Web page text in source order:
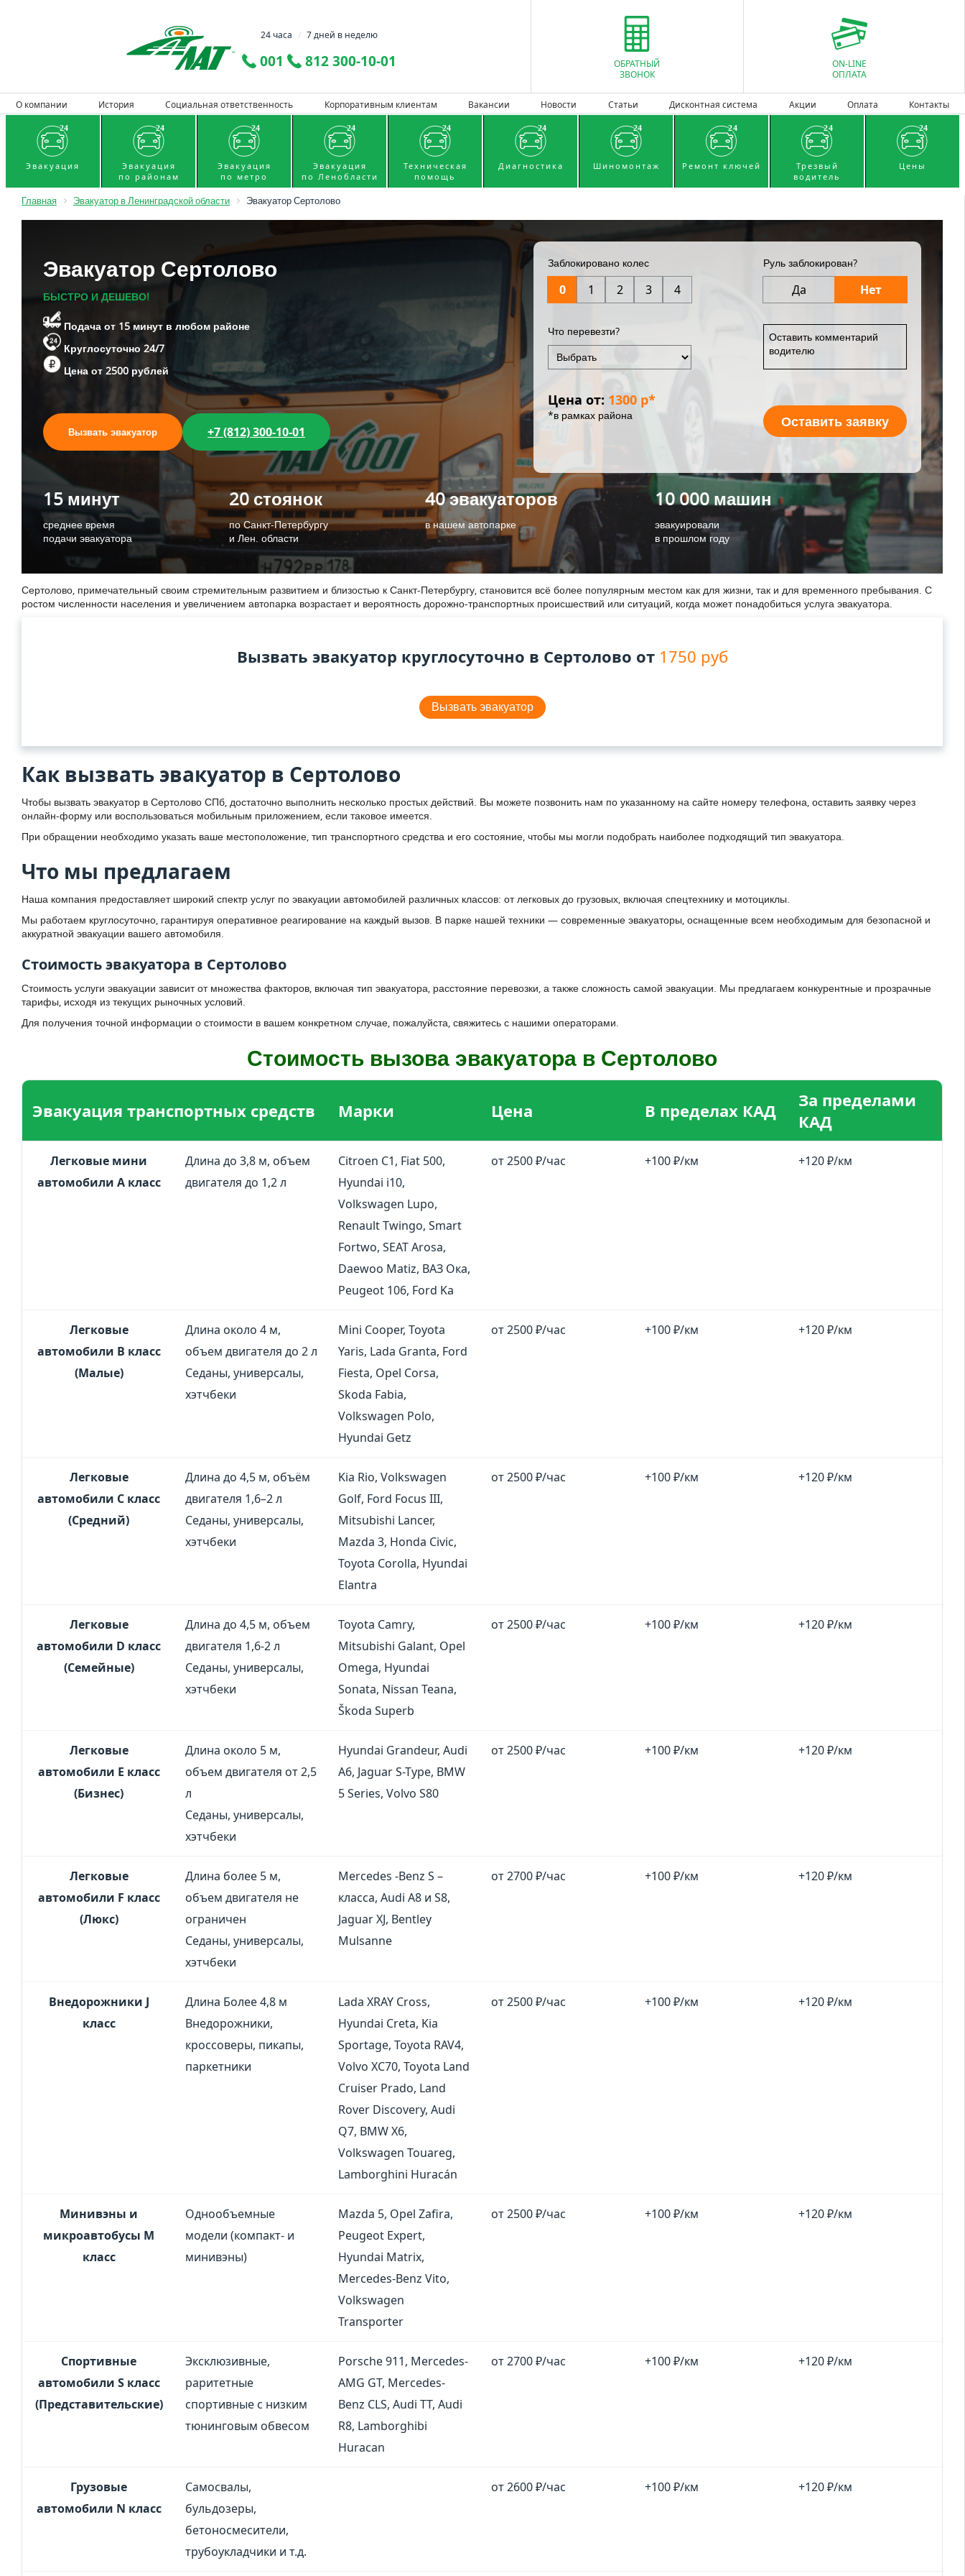
24 часа / 7 дней в неделю
001 812 300-10-01
ОБРАТНЫЙ
ЗВОНОК
ON-LINE
ОПЛАТА
О компании История Социальная ответственность Корпоративным клиентам Вакансии Новости Статьи Дисконтная система Акции Оплата Контакты
Эвакуация
Эвакуация
по районам
Эвакуация
по метро
Эвакуация
по Ленобласти
Техническая
помощь
Диагностика Шиномонтаж Ремонт ключей
Трезвый
водитель
Цены
Главная Эвакуатор в Ленинградской области Эвакуатор Сертолово
Эвакуатор Сертолово
БЫСТРО И ДЕШЕВО!
Подача от 15 минут в любом районе
Круглосуточно 24/7
Цена от 2500 рублей
Вызвать эвакуатор +7 (812) 300-10-01
Заблокировано колес
0 1 2 3 4
Руль заблокирован?
Да Нет
Что перевезти?
Цена от: 1300 р*
*в рамках района Оставить заявку
15 минут
среднее время
подачи эвакуатора
20 стоянок
по Санкт-Петербургу
и Лен. области
40 эвакуаторов
в нашем автопарке
10 000 машин
эвакуировали
в прошлом году
Сертолово, примечательный своим стремительным развитием и близостью к Санкт-Петербургу, становится всё более популярным местом как для жизни, так и для временного пребывания. С
ростом численности населения и увеличением автопарка возрастает и вероятность дорожно-транспортных происшествий или ситуаций, когда может понадобиться услуга эвакуатора.
Вызвать эвакуатор круглосуточно в Сертолово от 1750 руб
Вызвать эвакуатор
Как вызвать эвакуатор в Сертолово
Чтобы вызвать эвакуатор в Сертолово СПб, достаточно выполнить несколько простых действий. Вы можете позвонить нам по указанному на сайте номеру телефона, оставить заявку через
онлайн-форму или воспользоваться мобильным приложением, если таковое имеется.
При обращении необходимо указать ваше местоположение, тип транспортного средства и его состояние, чтобы мы могли подобрать наиболее подходящий тип эвакуатора.
Что мы предлагаем
Наша компания предоставляет широкий спектр услуг по эвакуации автомобилей различных классов: от легковых до грузовых, включая спецтехнику и мотоциклы.
Мы работаем круглосуточно, гарантируя оперативное реагирование на каждый вызов. В парке нашей техники — современные эвакуаторы, оснащенные всем необходимым для безопасной и
аккуратной эвакуации вашего автомобиля.
Стоимость эвакуатора в Сертолово
Стоимость услуги эвакуации зависит от множества факторов, включая тип эвакуатора, расстояние перевозки, а также сложность самой эвакуации. Мы предлагаем конкурентные и прозрачные
тарифы, исходя из текущих рыночных условий.
Для получения точной информации о стоимости в вашем конкретном случае, пожалуйста, свяжитесь с нашими операторами.
Стоимость вызова эвакуатора в Сертолово
Эвакуация транспортных средств Марки Цена В пределах КАД
За пределами
КАД
Легковые мини
автомобили А класс
Длина до 3,8 м, объем
двигателя до 1,2 л
Citroen C1, Fiat 500,
Hyundai i10,
Volkswagen Lupo,
Renault Twingo, Smart
Fortwo, SEAT Arosa,
Daewoo Matiz, ВАЗ Ока,
Peugeot 106, Ford Ka
от 2500 ₽/час +100 ₽/км +120 ₽/км
Легковые
автомобили В класс
(Малые)
Длина около 4 м,
объем двигателя до 2 л
Седаны, универсалы,
хэтчбеки
Mini Cooper, Toyota
Yaris, Lada Granta, Ford
Fiesta, Opel Corsa,
Skoda Fabia,
Volkswagen Polo,
Hyundai Getz
от 2500 ₽/час +100 ₽/км +120 ₽/км
Легковые
автомобили C класс
(Средний)
Длина до 4,5 м, объём
двигателя 1,6–2 л
Седаны, универсалы,
хэтчбеки
Kia Rio, Volkswagen
Golf, Ford Focus III,
Mitsubishi Lancer,
Mazda 3, Honda Civic,
Toyota Corolla, Hyundai
Elantra
от 2500 ₽/час +100 ₽/км +120 ₽/км
Легковые
автомобили D класс
(Семейные)
Длина до 4,5 м, объем
двигателя 1,6-2 л
Седаны, универсалы,
хэтчбеки
Toyota Camry,
Mitsubishi Galant, Opel
Omega, Hyundai
Sonata, Nissan Teana,
Škoda Superb
от 2500 ₽/час +100 ₽/км +120 ₽/км
Легковые
автомобили Е класс
(Бизнес)
Длина около 5 м,
объем двигателя от 2,5
л
Седаны, универсалы,
хэтчбеки
Hyundai Grandeur, Audi
A6, Jaguar S-Type, BMW
5 Series, Volvo S80
от 2500 ₽/час +100 ₽/км +120 ₽/км
Легковые
автомобили F класс
(Люкс)
Длина более 5 м,
объем двигателя не
ограничен
Седаны, универсалы,
хэтчбеки
Mercedes -Benz S –
класса, Audi A8 и S8,
Jaguar XJ, Bentley
Mulsanne
от 2700 ₽/час +100 ₽/км +120 ₽/км
Внедорожники J
класс
Длина Более 4,8 м
Внедорожники,
кроссоверы, пикапы,
паркетники
Lada XRAY Cross,
Hyundai Creta, Kia
Sportage, Toyota RAV4,
Volvo XC70, Toyota Land
Cruiser Prado, Land
Rover Discovery, Audi
Q7, BMW X6,
Volkswagen Touareg,
Lamborghini Huracán
от 2500 ₽/час +100 ₽/км +120 ₽/км
Минивэны и
микроавтобусы M
класс
Однообъемные
модели (компакт- и
минивэны)
Mazda 5, Opel Zafira,
Peugeot Expert,
Hyundai Matrix,
Mercedes-Benz Vito,
Volkswagen
Transporter
от 2500 ₽/час +100 ₽/км +120 ₽/км
Спортивные
автомобили S класс
(Представительские)
Эксклюзивные,
раритетные
спортивные с низким
тюнинговым обвесом
Porsche 911, Mercedes-
AMG GT, Mercedes-
Benz CLS, Audi TT, Audi
R8, Lamborghibi
Huracan
от 2700 ₽/час +100 ₽/км +120 ₽/км
Грузовые
автомобили N класс
Самосвалы,
бульдозеры,
бетоносмесители,
трубоукладчики и т.д.
от 2600 ₽/час +100 ₽/км +120 ₽/км